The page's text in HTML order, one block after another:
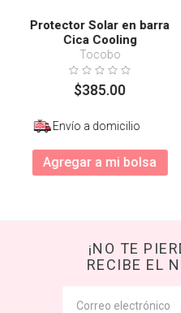
Protector Solar en barra
Cica Cooling
Tocobo
$385.00
Envío a domicilio
Agregar a mi bolsa
¡NO TE
RECIBE EL